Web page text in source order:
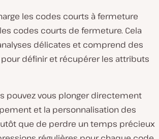
les codes courts à fermeture
codes courts de fermeture. Cela
délicates et comprend des
pour définir et récupérer les attributs
pouvez vous plonger directement
et la personnalisation des
que de perdre un temps précieux